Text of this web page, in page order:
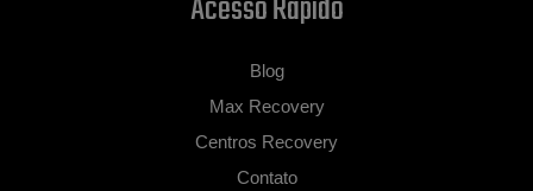
Blog
Max Recovery
Centros Recovery
Contato